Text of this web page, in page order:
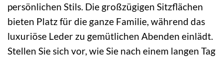
persönlichen Stils. Die großzügigen Sitzflächen
bieten Platz für die ganze Familie, während das
luxuriöse Leder zu gemütlichen Abenden einlädt.
Stellen Sie sich vor, wie Sie nach einem langen Tag